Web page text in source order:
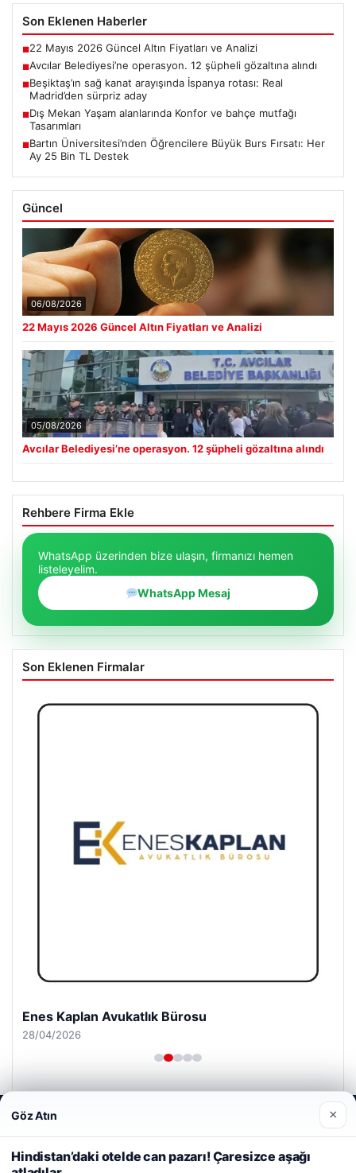
Son Eklenen Haberler
■22 Mayıs 2026 Güncel Altın Fiyatları ve Analizi
■Avcılar Belediyesi’ne operasyon. 12 şüpheli gözaltına alındı
■Beşiktaş’ın sağ kanat arayışında İspanya rotası: Real
Madrid’den sürpriz aday
■Dış Mekan Yaşam alanlarında Konfor ve bahçe mutfağı
Tasarımları
■Bartın Üniversitesi’nden Öğrencilere Büyük Burs Fırsatı: Her
Ay 25 Bin TL Destek
Güncel
06/08/2026
22 Mayıs 2026 Güncel Altın Fiyatları ve Analizi
05/08/2026
Avcılar Belediyesi’ne operasyon. 12 şüpheli gözaltına alındı
Rehbere Firma Ekle
WhatsApp üzerinden bize ulaşın, firmanızı hemen
listeleyelim.
WhatsApp Mesaj
Son Eklenen Firmalar
Enes Kaplan Avukatlık Bürosu
28/04/2026
© 2026 Uzak Evren – Güncel Haberler
Web sitemizi nasıl kullandığınızı daha iyi anlayabilmek,
deneyiminizi kişiselleştirmek ve geliştirmek amacıyla çerezler
kullanıyoruz. Çerez Politikamız
Göz Atın ×
Hindistan’daki otelde can pazarı! Çaresizce aşağı